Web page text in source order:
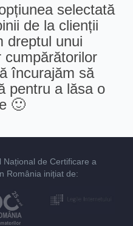
selectată
de la clienții
dreptul unui
cumpărătorilor
încurajăm să
pentru a lăsa o
🙂
Național de Certificare a
România inițiat de: